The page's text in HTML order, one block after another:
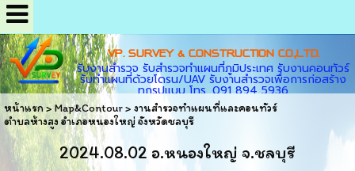
VP. SURVEY & CONSTRUCTION CO.,LTD.
รับงานสำรวจ รับสำรวจทำแผนที่ภูมิประเทศ รับงานคอนทัวร์
รับทำแผนที่ด้วยโดรน/UAV รับงานสำรวจเพื่อการก่อสร้าง
ทุกรูปแบบ โทร. 091 894 5936
หน้าแรก>Map&Contour> งานสำรวจทำแผนที่และคอนทัวร์
ตำบลห้างสูง อำเภอหนองใหญ่ จังหวัดชลบุรี
2024.08.02 อ.หนองใหญ่ จ.ชลบุรี